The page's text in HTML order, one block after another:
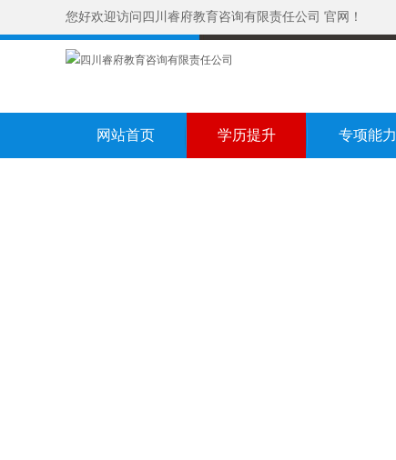
您好欢迎访问四川睿府教育咨询有限责任公司 官网！
网站首页 学历提升 专项能力